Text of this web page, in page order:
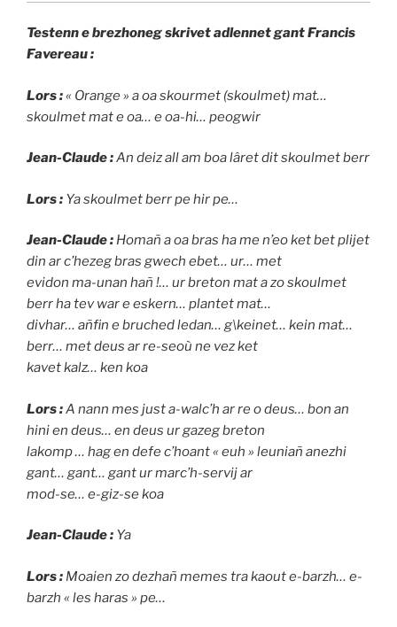
Testenn e brezhoneg skrivet adlennet gant Francis
Favereau :
Lors :« Orange » a oa skourmet (skoulmet) mat…
skoulmet mat e oa… e oa-hi… peogwir
Jean-Claude :An deiz all am boa lâret dit skoulmet berr
Lors : Ya skoulmet berr pe hir pe…
Jean-Claude : Homañ a oa bras ha me n’eo ket bet plijet
din ar c’hezeg bras gwech ebet… ur… met
evidon ma-unan hañ !… ur breton mat a zo skoulmet
berr ha tev war e eskern… plantet mat…
divhar… añfin e bruched ledan… g\keinet… kein mat…
berr… met deus ar re-seoù ne vez ket
kavet kalz… ken koa
Lors :A nann mes just a-walc’h ar re o deus… bon an
hini en deus… en deus ur gazeg breton
lakomp … hag en defe c’hoant « euh » leuniañ anezhi
gant… gant… gant ur marc’h-servij ar
mod-se… e-giz-se koa
Jean-Claude : Ya
Lors : Moaien zo dezhañ memes tra kaout e-barzh… e-
barzh « les haras » pe…